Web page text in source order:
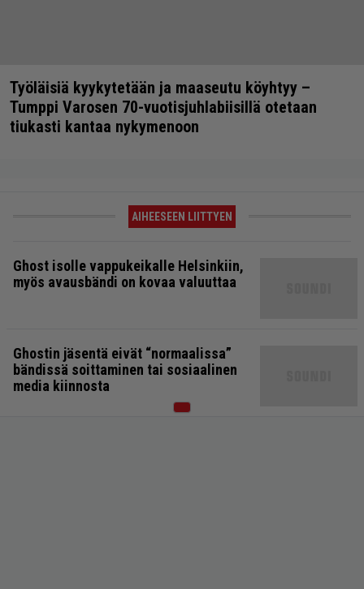
Työläisiä kyykytetään ja maaseutu köyhtyy –
Tumppi Varosen 70-vuotisjuhlabiisillä otetaan
tiukasti kantaa nykymenoon
AIHEESEEN LIITTYEN
Ghost isolle vappukeikalle Helsinkiin,
myös avausbändi on kovaa valuuttaa
Ghostin jäsentä eivät “normaalissa”
bändissä soittaminen tai sosiaalinen
media kiinnosta